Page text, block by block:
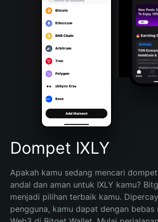
Português (Portugal)
Bahasa Indonesia
Português (Brasil)
Español (Argentina)
Dompet IXLY
Apakah kamu sedang mencari
andal dan aman untuk IXLY kamu?
menjadi pilihan terbaik kamu.
pengguna, kamu dapat dengan bebas